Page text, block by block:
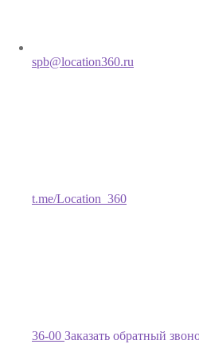
spb@location360.ru
t.me/Location_360
36-00 Заказать обратный